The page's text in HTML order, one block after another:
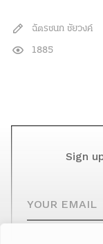
ฉัตรชนก ชัยวงค์
1885
Sign